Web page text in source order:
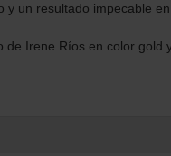
combinación de potencia,
Irene Ríos en color gold